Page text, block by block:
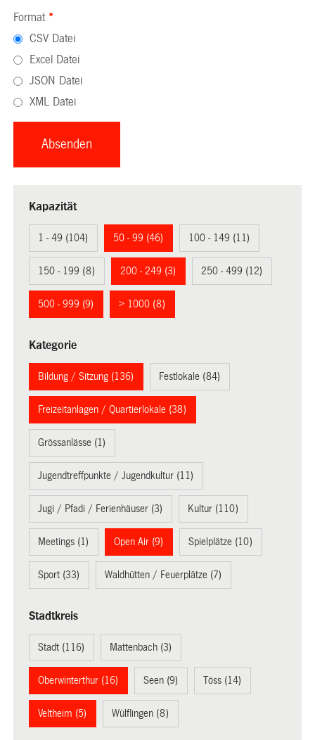
Format *
CSV Datei
Excel Datei
JSON Datei
XML Datei
Kapazität
1 - 49 (104) 50 - 99 (46) 100 - 149 (11)
150 - 199 (8) 200 - 249 (3) 250 - 499 (12)
500 - 999 (9) > 1000 (8)
Kategorie
Bildung / Sitzung (136) Festlokale (84)
Freizeitanlagen / Quartierlokale (38)
Grössanlässe (1)
Jugendtreffpunkte / Jugendkultur (11)
Jugi / Pfadi / Ferienhäuser (3) Kultur (110)
Meetings (1) Open Air (9) Spielplätze (10)
Sport (33) Waldhütten / Feuerplätze (7)
Stadtkreis
Stadt (116) Mattenbach (3)
Oberwinterthur (16) Seen (9) Töss (14)
Veltheim (5) Wülflingen (8)